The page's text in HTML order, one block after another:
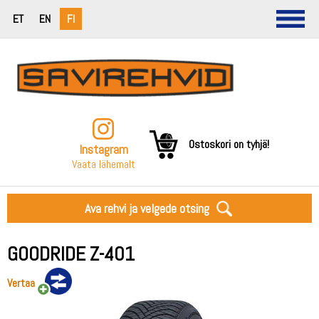
ET EN FI
Instagram
Vaata lähemalt
Ostoskori on tyhjä!
Ava rehvi ja velgede otsing
GOODRIDE Z-401
Vertaa